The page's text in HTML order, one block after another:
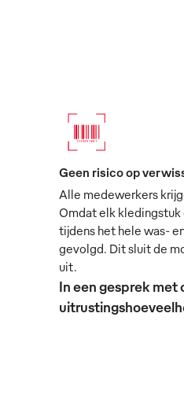
Geen risico op
Alle medewerkers
Omdat elk
tijdens het hele was-
gevolgd. Dit sluit de
uit.
In een gesprek